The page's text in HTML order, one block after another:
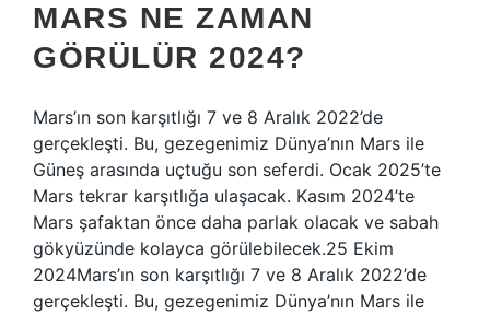
MARS NE ZAMAN
GÖRÜLÜR 2024?
Mars’ın son karşıtlığı 7 ve 8 Aralık 2022’de
gerçekleşti. Bu, gezegenimiz Dünya’nın Mars ile
Güneş arasında uçtuğu son seferdi. Ocak 2025’te
Mars tekrar karşıtlığa ulaşacak. Kasım 2024’te
Mars şafaktan önce daha parlak olacak ve sabah
gökyüzünde kolayca görülebilecek.25 Ekim
2024Mars’ın son karşıtlığı 7 ve 8 Aralık 2022’de
gerçekleşti. Bu, gezegenimiz Dünya’nın Mars ile